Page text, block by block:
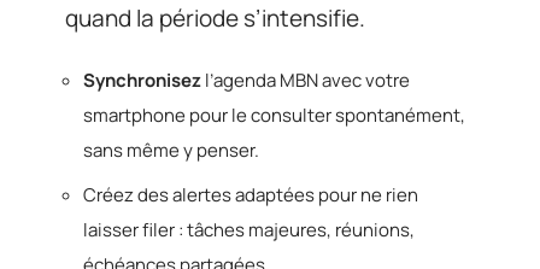
quand la période s’intensifie.
Synchronisezl’agenda MBN avec votre
smartphone pour le consulter spontanément,
sans même y penser.
Créez des alertes adaptées pour ne rien
laisser filer : tâches majeures, réunions,